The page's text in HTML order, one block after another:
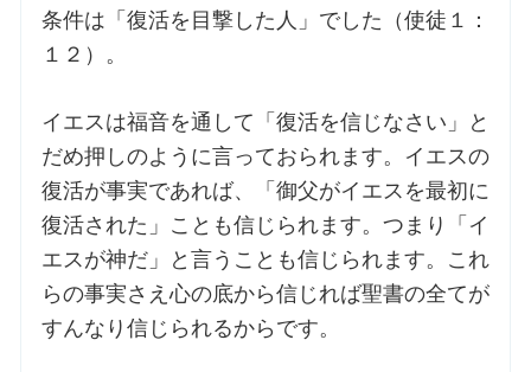
条件は「復活を目撃した人」でした（使徒１：
１２）。
イエスは福音を通して「復活を信じなさい」と
だめ押しのように言っておられます。イエスの
復活が事実であれば、「御父がイエスを最初に
復活された」ことも信じられます。つまり「イ
エスが神だ」と言うことも信じられます。これ
らの事実さえ心の底から信じれば聖書の全てが
すんなり信じられるからです。